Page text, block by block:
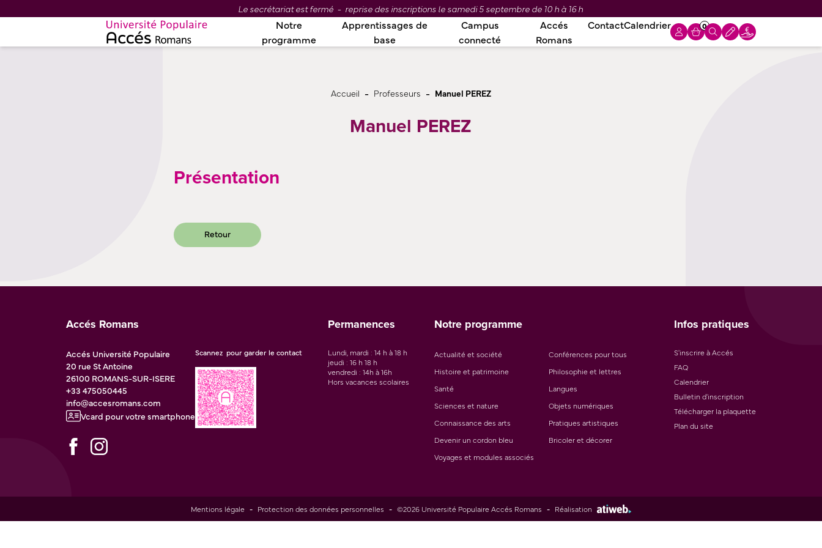
Le secrétariat est fermé - reprise des inscriptions le samedi 5 septembre de 10 h à 16 h
Notre
programme
Apprentissages de
base
Campus
connecté
Accés
Romans
ContactCalendrier 0
Accueil - Professeurs - Manuel PEREZ
Manuel PEREZ
Présentation
Retour
Accés Romans
Accés Université Populaire
20 rue St Antoine
26100 ROMANS-SUR-ISERE
+33 475050445
info@accesromans.com
Vcard pour votre smartphone
Scannez pour garder le contact
Permanences
Lundi, mardi : 14 h à 18 h
jeudi : 16 h 18 h
vendredi : 14h à 16h
Hors vacances scolaires
Notre programme
Actualité et société
Conférences pour tous
Histoire et patrimoine
Philosophie et lettres
Santé
Langues
Sciences et nature
Objets numériques
Connaissance des arts
Pratiques artistiques
Devenir un cordon bleu
Bricoler et décorer
Voyages et modules associés
Infos pratiques
S'inscrire à Accés
FAQ
Calendrier
Bulletin d'inscription
Télécharger la plaquette
Plan du site
Mentions légale - Protection des données personnelles - ©2026 Université Populaire Accés Romans - Réalisation